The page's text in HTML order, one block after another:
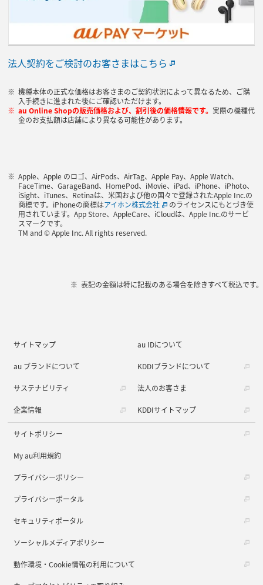
法人契約をご検討のお客さまはこちら
機種本体の正式な価格はお客さまのご契約状況によって異なるため、ご購
入手続きに進まれた後にご確認いただけます。
au Online Shopの販売価格および、割引後の価格情報です。実際の機種代
金のお支払額は店舗により異なる可能性があります。
Apple、Apple のロゴ、AirPods、AirTag、Apple Pay、Apple Watch、
FaceTime、GarageBand、HomePod、iMovie、iPad、iPhone、iPhoto、
iSight、iTunes、Retinaは、米国および他の国々で登録されたApple Inc.の
商標です。iPhoneの商標はアイホン株式会社
のライセンスにもとづき使
用されています。App Store、AppleCare、iCloudは、Apple Inc.のサービ
スマークです。
TM and © Apple Inc. All rights reserved.
表記の金額は特に記載のある場合を除きすべて税込です。
サイトマップ au IDについて
au ブランドについて KDDIブランドについて
サステナビリティ 法人のお客さま
企業情報 KDDIサイトマップ
サイトポリシー
My au利用規約
プライバシーポリシー
プライバシーポータル
セキュリティポータル
ソーシャルメディアポリシー
動作環境・Cookie情報の利用について